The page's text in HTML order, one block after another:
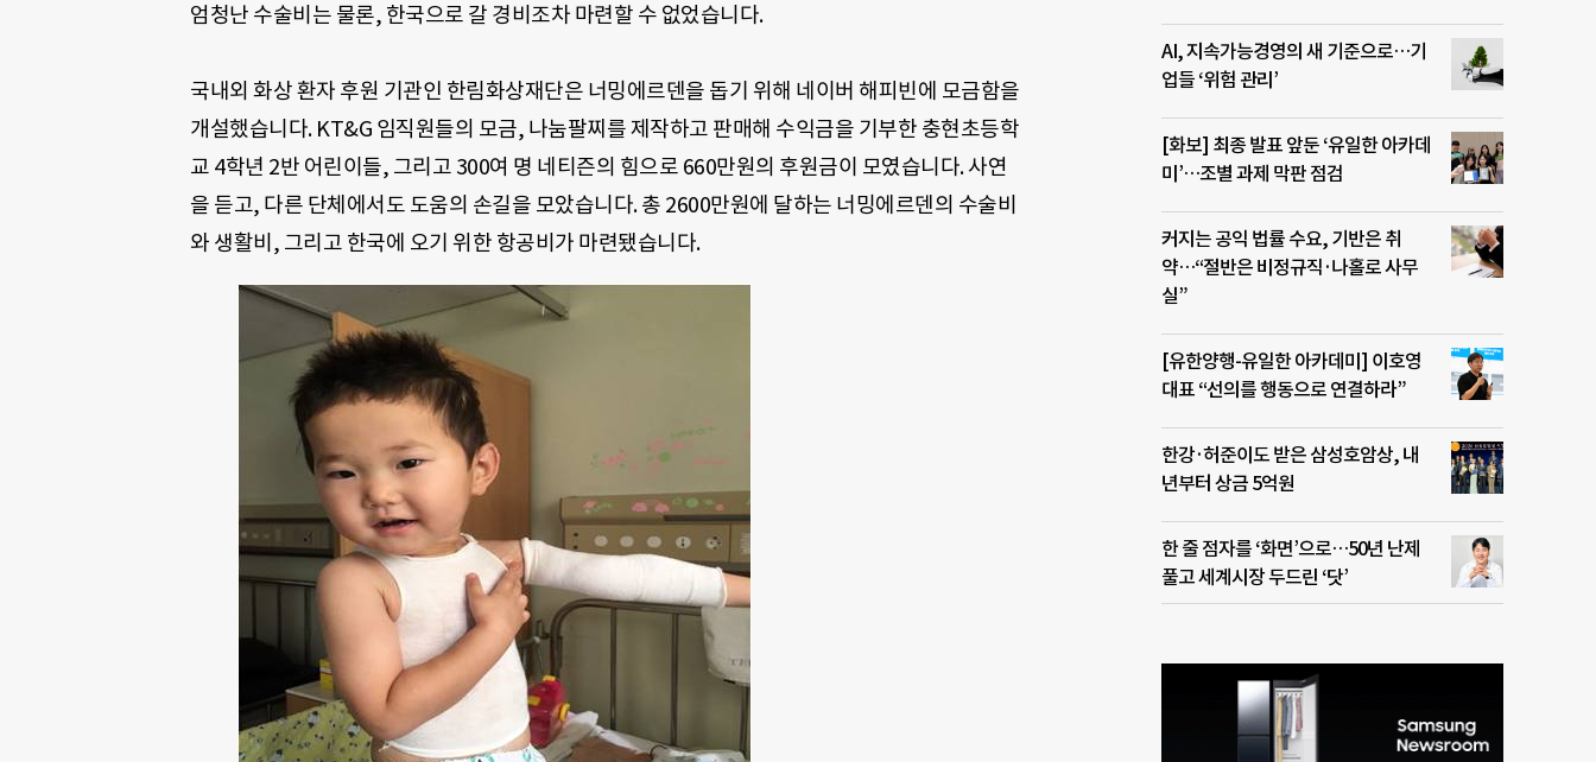
엄청난 수술비는 물론, 한국으로 갈 경비조차 마련할 수 없었습니다.
국내외 화상 환자 후원 기관인 한림화상재단은 너밍에르덴을 돕기 위해 네이버 해피빈에 모금함을
개설했습니다. KT&G 임직원들의 모금, 나눔팔찌를 제작하고 판매해 수익금을 기부한 충현초등학
교 4학년 2반 어린이들, 그리고 300여 명 네티즌의 힘으로 660만원의 후원금이 모였습니다. 사연
을 듣고, 다른 단체에서도 도움의 손길을 모았습니다. 총 2600만원에 달하는 너밍에르덴의 수술비
와 생활비 , 그리고 한국에 오기 위한 항공비가 마련됐습니다.
AI, 지속가능경영의 새 기준으로…기
업들 ‘위험 관리’
[화보] 최종 발표 앞둔 ‘유일한 아카데
미’…조별 과제 막판 점검
커지는 공익 법률 수요, 기반은 취
약…“절반은 비정규직·나홀로 사무
실”
[유한양행-유일한 아카데미] 이호영
대표 “선의를 행동으로 연결하라”
한강·허준이도 받은 삼성호암상, 내
년부터 상금 5억원
한 줄 점자를 ‘화면’으로…50년 난제
풀고 세계시장 두드린 ‘닷’